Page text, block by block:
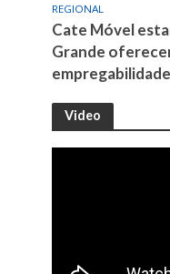
REGIONAL
Cate Móvel
Grande
empregabilidade
Video